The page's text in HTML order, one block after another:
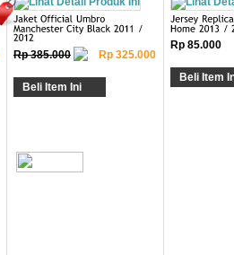
Rp 385.000 Rp 325.000
Beli Item Ini
Rp 85.000
Beli Item